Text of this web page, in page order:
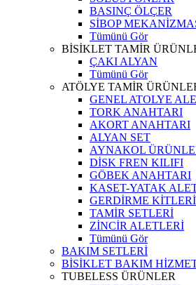
BASINÇ ÖLÇER
SİBOP
Tümünü Gör
BİSİKLET TAMİR
ÇAKI ALYAN
Tümünü Gör
ATÖLYE TAMİR
GENEL ATOLYE
TORK ANAHTARI
AKORT ANAHTARI
ALYAN SET
AYNAKOL
DİSK FREN KILIFI
GÖBEK ANAHTARI
KASET-YATAK
GERDİRME KİTLERİ
TAMİR SETLERİ
ZİNCİR ALETLERİ
Tümünü Gör
BAKIM SETLERİ
BİSİKLET BAKIM
TUBELESS ÜRÜNLER